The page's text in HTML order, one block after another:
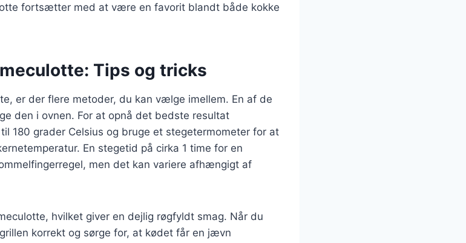
fortsætter med at være en favorit blandt både kokke
Tips og tricks
er der flere metoder, du kan vælge imellem. En af de
den i ovnen. For at opnå det bedste resultat
180 grader Celsius og bruge et stegetermometer for at
En stegetid på cirka 1 time for en
men det kan variere afhængigt af
hvilket giver en dejlig røgfyldt smag. Når du
korrekt og sørge for, at kødet får en jævn